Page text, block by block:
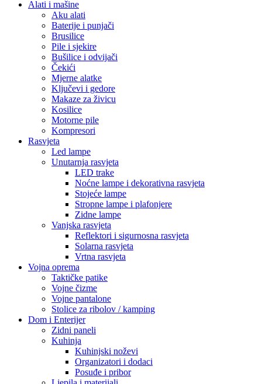
LED trake
Noćne lampe i dekorativna rasvjeta
Stojeće lampe
Stropne lampe i plafonjere
Zidne lampe
Vanjska rasvjeta
Reflektori i sigurnosna rasvjeta
Solarna rasvjeta
Vrtna rasvjeta
Vojna oprema
Taktičke patike
Vojne čizme
Vojne pantalone
Stolice za ribolov / kamping
Dom i Enterijer
Zidni paneli
Kuhinja
Kuhinjski noževi
Organizatori i dodaci
Posuđe i pribor
Ljepila i materijali
Fug mase
Montažne trake
Namještaj i sjedenje
Ljuljaške
Elektronika i Uređaji
Audio oprema
Bluetooth zvučnici
Mobiteli i dodaci
Maskice i zaštite
Memorijske kartice
Pametni uređaji
Pametne kamere i sigurnosni uređaji
Pametni satovi
Građevinska oprema
HTZ Oprema